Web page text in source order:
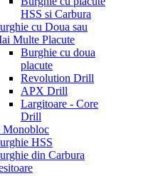
HSS si Carbura
cu Doua sau
Multe Placute
Burghie cu doua
placute
Revolution Drill
APX Drill
Largitoare - Core
Drill
Monobloc
HSS
din Carbura